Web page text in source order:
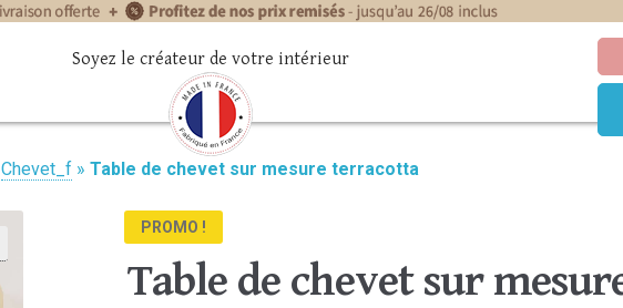
Soyez le créateur de votre intérieur
Chevet_f » Table de chevet sur mesure terracotta
PROMO !
Table de chevet sur